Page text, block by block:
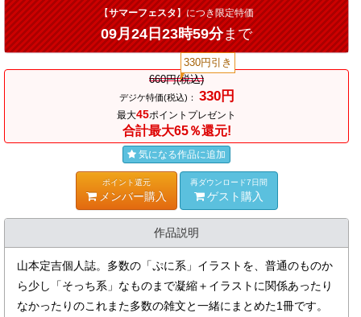
【サマーフェスタ】につき限定特価
09月24日23時59分まで
660円(税込)
330円引き
デジケ特価(税込)： 330円
最大45ポイントプレゼント
合計最大65％還元!
気になる作品に追加
ポイント還元
メンバー購入
再ダウンロード7日間
ゲスト購入
作品説明
山本定吉個人誌。多数の「ぷに系」イラストを、普通のものか
ら少し「そっち系」なものまで凝縮＋イラストに関係あったり
なかったりのこれまた多数の雑文と一緒にまとめた1冊です。